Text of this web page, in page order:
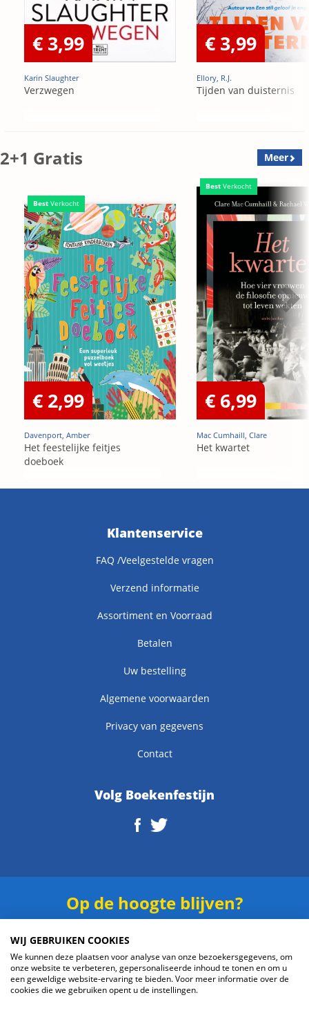
€ 3,99
Karin Slaughter
Verzwegen
€ 3,99
Ellory, R.J.
Tijden van duisternis
2+1 Gratis Meer
Best Verkocht
€ 2,99
Davenport, Amber
Het feestelijke feitjes
doeboek
Best Verkocht
€ 6,99
Mac Cumhaill, Clare
Het kwartet
Klantenservice
FAQ /Veelgestelde vragen
Verzend informatie
Assortiment en Voorraad
Betalen
Uw bestelling
Algemene voorwaarden
Privacy van gegevens
Contact
Volg Boekenfestijn
Op de hoogte blijven?
WIJ GEBRUIKEN COOKIES
We kunnen deze plaatsen voor analyse van onze bezoekersgegevens, om
onze website te verbeteren, gepersonaliseerde inhoud te tonen en om u
een geweldige website-ervaring te bieden. Voor meer informatie over de
cookies die we gebruiken opent u de instellingen.